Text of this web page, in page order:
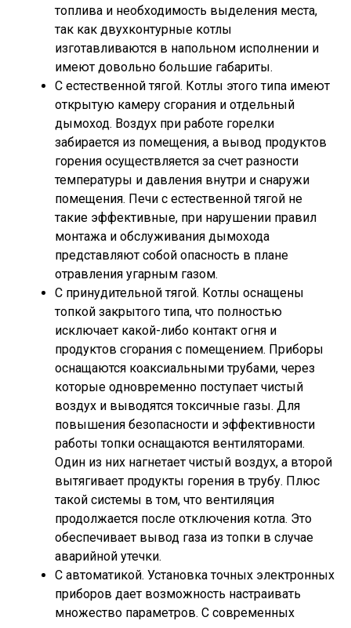
топлива и необходимость выделения места,
так как двухконтурные котлы
изготавливаются в напольном исполнении и
имеют довольно большие габариты.
С естественной тягой. Котлы этого типа имеют
открытую камеру сгорания и отдельный
дымоход. Воздух при работе горелки
забирается из помещения, а вывод продуктов
горения осуществляется за счет разности
температуры и давления внутри и снаружи
помещения. Печи с естественной тягой не
такие эффективные, при нарушении правил
монтажа и обслуживания дымохода
представляют собой опасность в плане
отравления угарным газом.
С принудительной тягой. Котлы оснащены
топкой закрытого типа, что полностью
исключает какой-либо контакт огня и
продуктов сгорания с помещением. Приборы
оснащаются коаксиальными трубами, через
которые одновременно поступает чистый
воздух и выводятся токсичные газы. Для
повышения безопасности и эффективности
работы топки оснащаются вентиляторами.
Один из них нагнетает чистый воздух, а второй
вытягивает продукты горения в трубу. Плюс
такой системы в том, что вентиляция
продолжается после отключения котла. Это
обеспечивает вывод газа из топки в случае
аварийной утечки.
С автоматикой. Установка точных электронных
приборов дает возможность настраивать
множество параметров. С современных